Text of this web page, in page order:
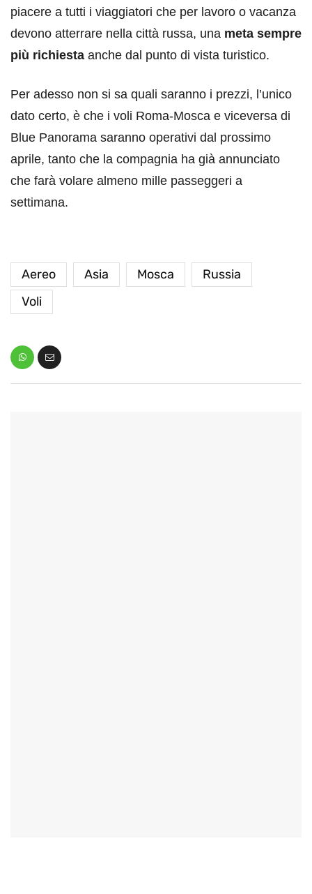
piacere a tutti i viaggiatori che per lavoro o vacanza
devono atterrare nella città russa, una meta sempre
più richiesta anche dal punto di vista turistico.
Per adesso non si sa quali saranno i prezzi, l’unico
dato certo, è che i voli Roma-Mosca e viceversa di
Blue Panorama saranno operativi dal prossimo
aprile, tanto che la compagnia ha già annunciato
che farà volare almeno mille passeggeri a
settimana.
Aereo Asia Mosca
Russia
Voli